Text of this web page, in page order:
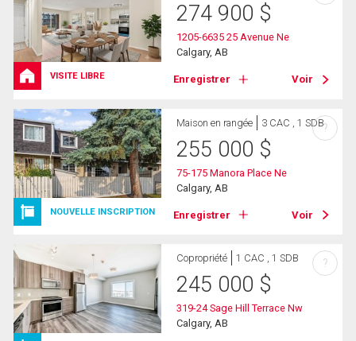
VISITE LIBRE
274 900 $
1205-6635 25 Avenue Ne
Calgary, AB
Enregistrer Voir
NOUVELLE INSCRIPTION
Maison en rangée 3 CAC , 1 SDB
255 000 $
75-175 Manora Place Ne
Calgary, AB
Enregistrer Voir
?
Copropriété 1 CAC , 1 SDB
245 000 $
319-24 Sage Hill Terrace Nw
Calgary, AB
?